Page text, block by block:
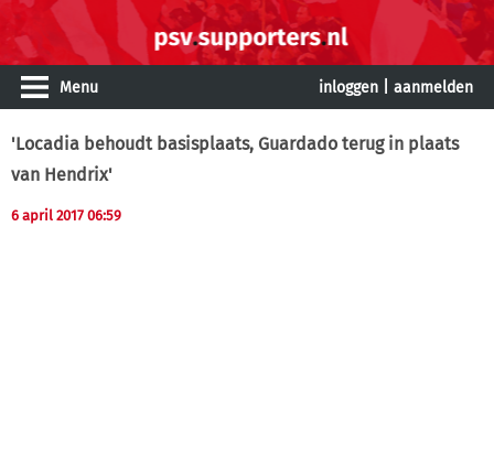
Menu inloggen aanmelden
'Locadia behoudt basisplaats, Guardado terug in plaats
van Hendrix'
6 april 2017 06:59